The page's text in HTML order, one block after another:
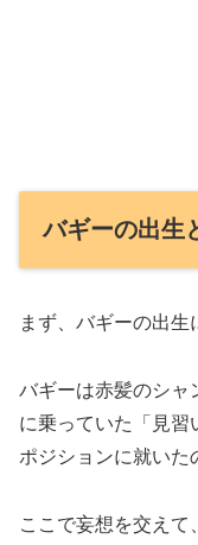
バギーの出生
まず、バギーの出生
バギーは赤髪のシャ
に乗っていた「見習
ポジションに就いた
ここで妄想を交え